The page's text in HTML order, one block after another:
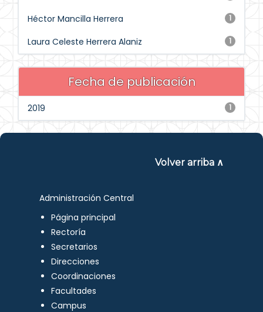
1
Héctor Mancilla Herrera
1
Laura Celeste Herrera Alaniz
Fecha de publicación
1
2019
Volver arriba ∧
Administración Central
Página principal
Rectoría
Secretarios
Direcciones
Coordinaciones
Facultades
Campus